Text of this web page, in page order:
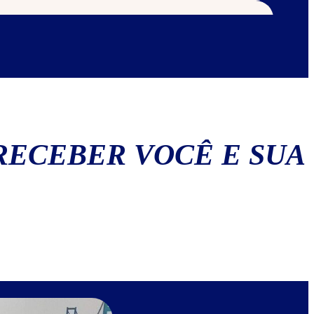
Cookie class
VOCÊ E SUA